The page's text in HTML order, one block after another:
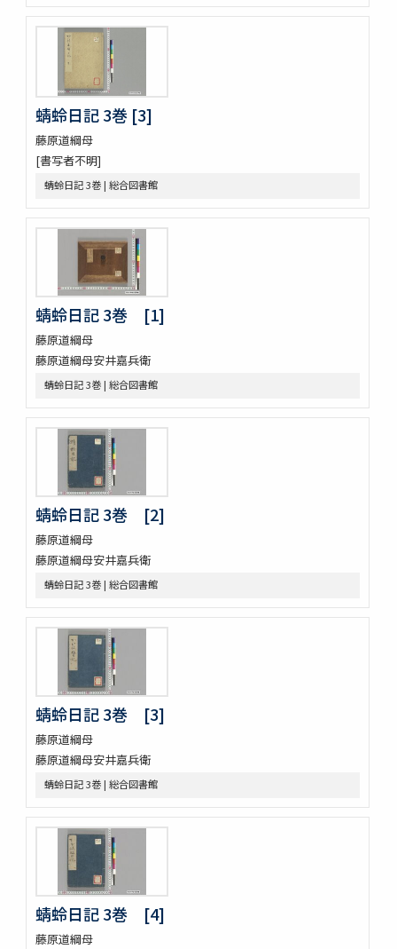
摩訶般若波羅蜜經 30巻 (存5巻)
六根清浄大祓 . 神道大意
ますかゝみ 17巻
信長記 15巻
建礼門院右京大夫家集 2巻
三國佛法傳通縁起 3巻
をみなへし 3巻
鴨長明方丈記之抄
なくさみ草 8巻
楊子雲集 3巻坿傳1巻
長恨歌 1巻坿傳1巻琵琶行1巻野馬臺詩1巻
一宮巡詣記抜粹 2巻 (存1巻)
花街漫録 2巻
北女閭起原 3巻
日蓮聖人註画畫讃 5巻
をりをりくさ 4巻
増補洞房語園 2巻
高尾考
中家實録 (存19巻)
源語秘訣
勢語圖説抄 5巻
落窪物語 4巻
連哥證哥
法隆寺伽藍縁起并流記資財事
倭屋一家言 3巻
鷹桐之卷抜書
伊勢千句註
元禄版東海道驛路記
卜養狂哥集 2巻
播州舊記
四季物語
すみよし物語
本朝續文粹 13巻
紀伊國牟婁郡色川村色川氏藏文書
樋口殿之記 3巻
大鏡 (存2巻)
明徳記 3巻
四神地名録 9巻附録1巻
薩摩國風土記
金仙寺殿記録残闕
﨑鎮八絶
隠秘録 5巻
上月記外諸家系図
蜻蛉日記 3巻 [3]
藤原道綱母
[書写者不明]
蜻蛉日記 3巻 | 総合図書館
蜻蛉日記 3巻 [1]
藤原道綱母
藤原道綱母安井嘉兵衛
蜻蛉日記 3巻 | 総合図書館
蜻蛉日記 3巻 [2]
藤原道綱母
藤原道綱母安井嘉兵衛
蜻蛉日記 3巻 | 総合図書館
蜻蛉日記 3巻 [3]
藤原道綱母
藤原道綱母安井嘉兵衛
蜻蛉日記 3巻 | 総合図書館
蜻蛉日記 3巻 [4]
藤原道綱母